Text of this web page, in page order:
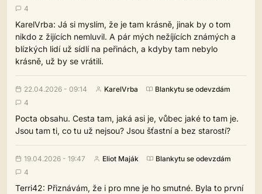
4
KarelVrba: Já si myslím, že je tam krásně, jinak by o tom
nikdo z žijících nemluvil. A pár mých nežíjících známých a
blízkých lidí už sídlí na peřinách, a kdyby tam nebylo
krásně, už by se vrátili.
22.04.2026 - 09:14 KarelVrba
Blankytu se odevzdám
4
Pocta obsahu. Cesta tam, jaká asi je, vůbec jaké to tam je.
Jsou tam ti, co tu už nejsou? Jsou šťastní a bez starostí?
19.04.2026 - 19:47 Eliot Maják
Blankytu se odevzdám
4
Terri42: Přiznávám, že i pro mne je ho smutné. Byla to první